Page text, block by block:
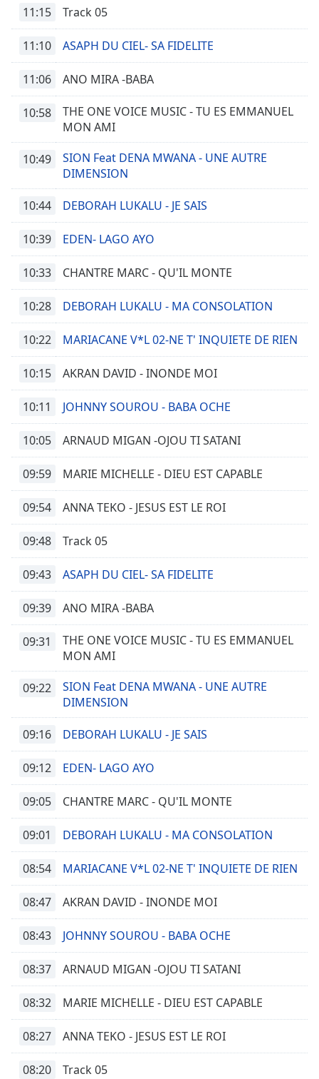
11:15 Track 05
11:10 ASAPH DU CIEL- SA FIDELITE
11:06 ANO MIRA -BABA
10:58
THE ONE VOICE MUSIC - TU ES EMMANUEL
MON AMI
10:49
SION Feat DENA MWANA - UNE AUTRE
DIMENSION
10:44 DEBORAH LUKALU - JE SAIS
10:39 EDEN- LAGO AYO
10:33 CHANTRE MARC - QU'IL MONTE
10:28 DEBORAH LUKALU - MA CONSOLATION
10:22 MARIACANE V*L 02-NE T' INQUIETE DE RIEN
10:15 AKRAN DAVID - INONDE MOI
10:11 JOHNNY SOUROU - BABA OCHE
10:05 ARNAUD MIGAN -OJOU TI SATANI
09:59 MARIE MICHELLE - DIEU EST CAPABLE
09:54 ANNA TEKO - JESUS EST LE ROI
09:48 Track 05
09:43 ASAPH DU CIEL- SA FIDELITE
09:39 ANO MIRA -BABA
09:31
THE ONE VOICE MUSIC - TU ES EMMANUEL
MON AMI
09:22
SION Feat DENA MWANA - UNE AUTRE
DIMENSION
09:16 DEBORAH LUKALU - JE SAIS
09:12 EDEN- LAGO AYO
09:05 CHANTRE MARC - QU'IL MONTE
09:01 DEBORAH LUKALU - MA CONSOLATION
08:54 MARIACANE V*L 02-NE T' INQUIETE DE RIEN
08:47 AKRAN DAVID - INONDE MOI
08:43 JOHNNY SOUROU - BABA OCHE
08:37 ARNAUD MIGAN -OJOU TI SATANI
08:32 MARIE MICHELLE - DIEU EST CAPABLE
08:27 ANNA TEKO - JESUS EST LE ROI
08:20 Track 05